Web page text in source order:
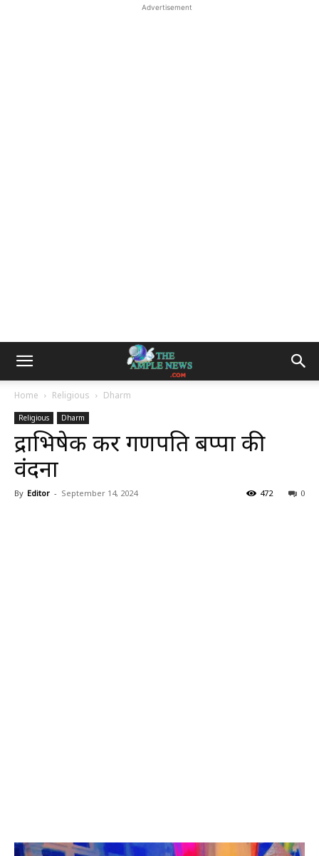
Advertisement
Home Religious Dharm
Religious Dharm
रुद्राभिषेक कर गणपति बप्पा की
वंदना
By Editor - September 14, 2024 0
472